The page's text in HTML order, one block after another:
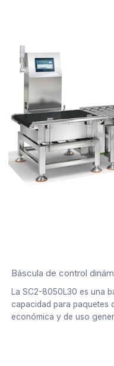
Báscula de control
La SC2-8050L30 es una
capacidad para paquetes
económica y de uso